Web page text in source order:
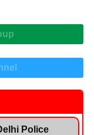
Police